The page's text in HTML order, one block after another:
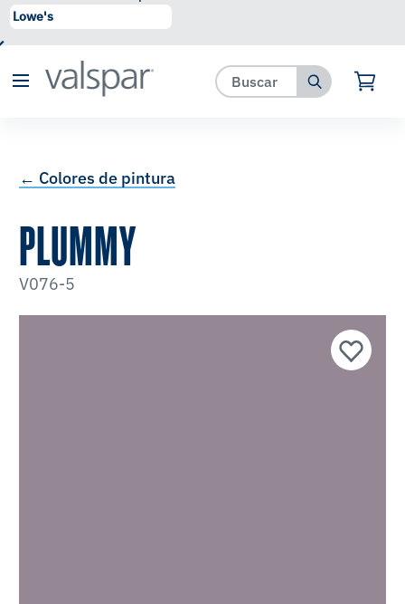
se ha agregado a favoritos.
← Colores de pintura
PLUMMY
V076-5